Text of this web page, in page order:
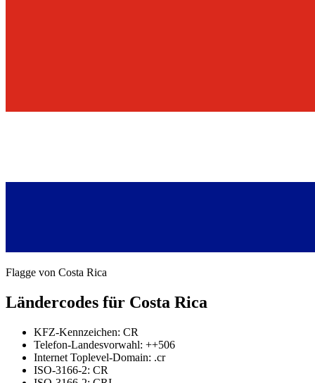
Flagge von Costa Rica
Ländercodes für Costa Rica
KFZ-Kennzeichen: CR
Telefon-Landesvorwahl: ++506
Internet Toplevel-Domain: .cr
ISO-3166-2: CR